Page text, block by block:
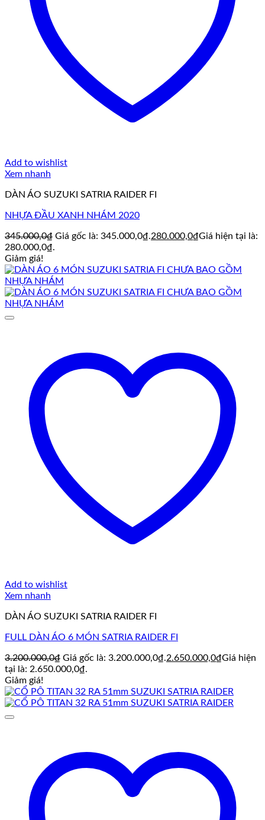
Add to wishlist
Xem nhanh
DÀN ÁO SUZUKI SATRIA RAIDER FI
NHỰA ĐẦU XANH NHÁM 2020
345.000,0₫ Giá gốc là: 345.000,0₫.280.000,0₫Giá hiện tại là:
280.000,0₫.
Giảm giá!
Add to wishlist
Xem nhanh
DÀN ÁO SUZUKI SATRIA RAIDER FI
FULL DÀN ÁO 6 MÓN SATRIA RAIDER FI
3.200.000,0₫ Giá gốc là: 3.200.000,0₫.2.650.000,0₫Giá hiện
tại là: 2.650.000,0₫.
Giảm giá!